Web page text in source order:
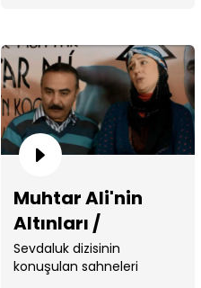
Muhtar Ali'nin
Altınları /
Sevdaluk
Sevdaluk dizisinin
konuşulan sahneleri